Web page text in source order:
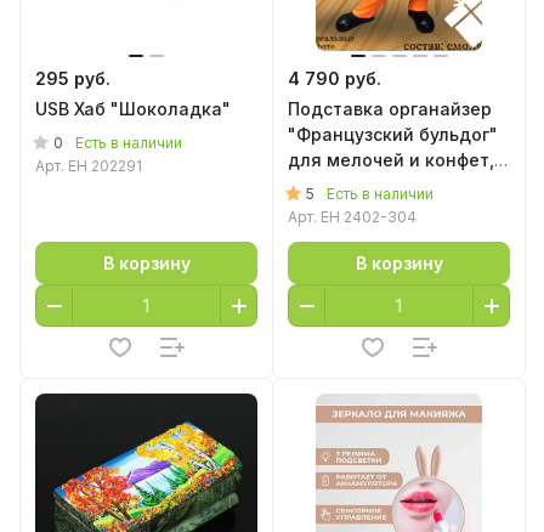
295 руб.
USB Хаб "Шоколадка"
0
Есть в наличии
Арт. EH 202291
В корзину
4 790 руб.
Подставка органайзер
"Французский бульдог"
для мелочей и конфет,
оранжевый
5
Есть в наличии
Арт. EH 2402-304
В корзину